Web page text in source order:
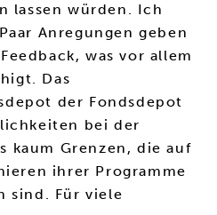
lassen würden. Ich
Anregungen geben
was vor allem
Das
der Fondsdepot
bei der
kaum Grenzen, die auf
ihrer Programme
sind. Für viele